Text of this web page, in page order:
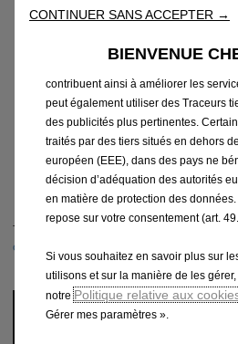
Voir d'autres
Tu veux savoir comment activer? Regarde la
dépliant
CONTINUER SANS ACCEPTER →
BIENVENUE
performances grâce à différentes
contribuent ainsi à améliorer les
peut également utiliser des Traceurs
des publicités plus pertinentes.
traités par des tiers situés en dehors
européen (EEE), dans des pays ne
décision d’adéquation des autorités
en matière de protection des
repose sur votre consentement (art.
Si vous souhaitez en savoir plus sur
utilisons et sur la manière de les
notrePolitique relative aux
Gérer mes paramètres ».